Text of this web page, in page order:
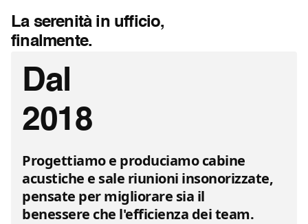
La serenità in ufficio,
finalmente.
Dal
2018
Progettiamo e produciamo cabine
acustiche e sale riunioni insonorizzate,
pensate per migliorare sia il
benessere che l'efficienza dei team.